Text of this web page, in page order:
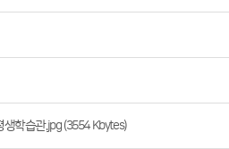
생학습관.jpg (3554 Kbytes)